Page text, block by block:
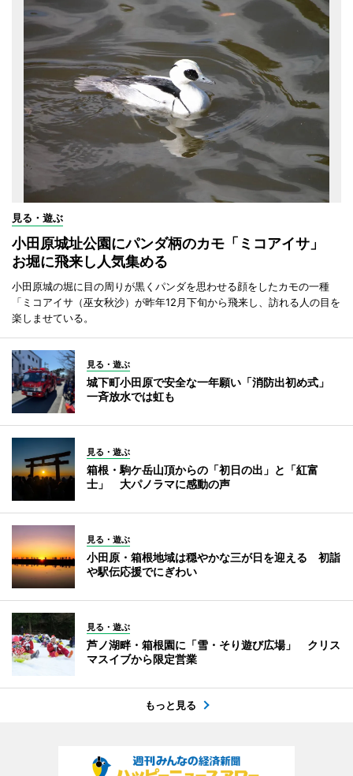
見る・遊ぶ
小田原城址公園にパンダ柄のカモ「ミコアイサ」
お堀に飛来し人気集める
小田原城の堀に目の周りが黒くパンダを思わせる顔をしたカモの一種
「ミコアイサ（巫女秋沙）が昨年12月下旬から飛来し、訪れる人の目を
楽しませている。
見る・遊ぶ
城下町小田原で安全な一年願い「消防出初め式」
一斉放水では虹も
見る・遊ぶ
箱根・駒ケ岳山頂からの「初日の出」と「紅富
士」 大パノラマに感動の声
見る・遊ぶ
小田原・箱根地域は穏やかな三が日を迎える 初詣
や駅伝応援でにぎわい
見る・遊ぶ
芦ノ湖畔・箱根園に「雪・そり遊び広場」 クリス
マスイブから限定営業
もっと見る